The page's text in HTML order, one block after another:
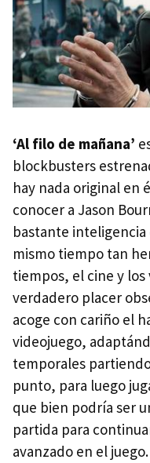
‘Al filo de mañana’
blockbusters
hay nada original en
conocer a Jason
bastante
mismo tiempo tan
tiempos, el cine y los
verdadero placer
acoge con cariño el
videojuego,
temporales
punto, para luego
que bien podría ser
partida para
avanzado en el juego.